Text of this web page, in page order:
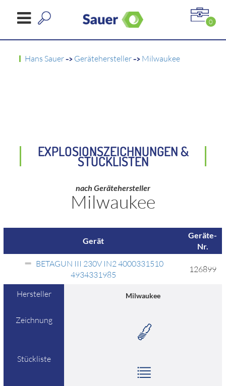
0
Hans Sauer-> Gerätehersteller-> Milwaukee
EXPLOSIONSZEICHNUNGEN &
STÜCKLISTEN
nach Gerätehersteller
Milwaukee
Gerät
Geräte-
Nr.
BETAGUN III 230V IN2 4000331510
4934331985
126899
Hersteller Milwaukee
Zeichnung
Stückliste